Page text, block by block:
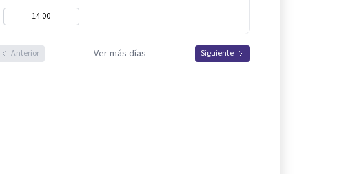
14:00
Anterior Ver más días Siguiente